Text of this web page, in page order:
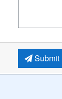
Submit